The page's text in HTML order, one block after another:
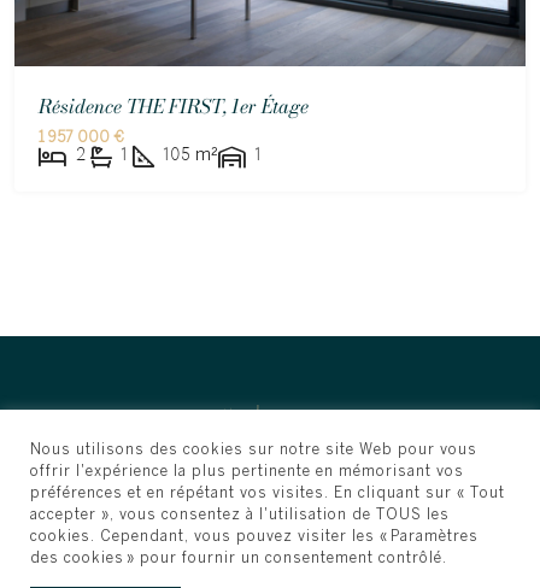
Résidence THE FIRST, 1er Étage
1 957 000 €
2 1 105 m² 1
© Prestige Immobilier - Tous droits réservés. site web
Nous utilisons des cookies sur notre site Web pour vous
offrir l'expérience la plus pertinente en mémorisant vos
préférences et en répétant vos visites. En cliquant sur « Tout
accepter », vous consentez à l'utilisation de TOUS les
cookies. Cependant, vous pouvez visiter les « Paramètres
des cookies » pour fournir un consentement contrôlé.